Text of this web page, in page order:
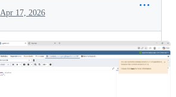
Apr 17, 2026